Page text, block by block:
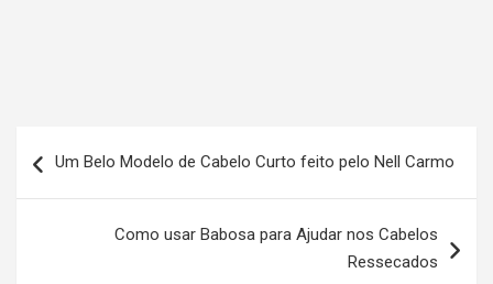
Um Belo Modelo de Cabelo Curto feito pelo Nell Carmo
Como usar Babosa para Ajudar nos Cabelos
Ressecados